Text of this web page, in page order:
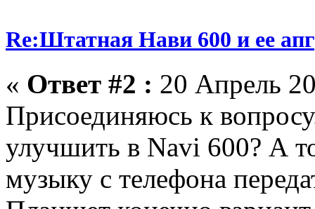
Re:Штатная Нави 600 и ее
« Ответ #2 : 20 Апрель
Присоединяюсь к
улучшить в Navi 600? А
музыку с телефона